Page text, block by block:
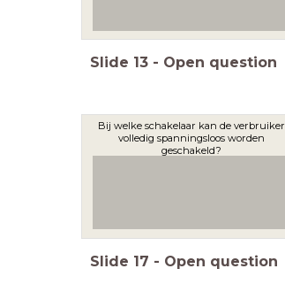
Slide 13 - Open question
Bij welke schakelaar kan de verbruiker
volledig spanningsloos worden
geschakeld?
Slide 17 - Open question